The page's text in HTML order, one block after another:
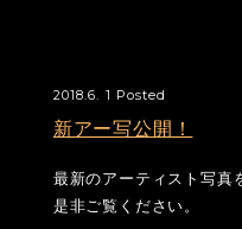
2018.6. 1 Posted
新アー写公開！
最新のアーティスト写真
是非ご覧ください。